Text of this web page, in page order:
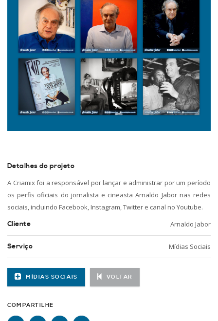
Detalhes do projeto
A Criamix foi a responsável por lançar e administrar por um período
os perfis oficiais do jornalista e cineasta Arnaldo Jabor nas redes
sociais, incluindo Facebook, Instagram, Twitter e canal no Youtube.
Cliente
Arnaldo Jabor
Serviço Mídias Sociais
MÍDIAS SOCIAIS VOLTAR
COMPARTILHE